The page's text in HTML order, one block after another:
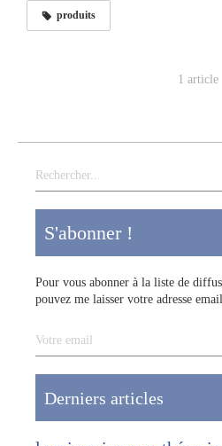
produits
1 article
Rechercher
S'abonner !
Pour vous abonner à la liste de
pouvez me laisser votre adresse
Votre email
Derniers articles